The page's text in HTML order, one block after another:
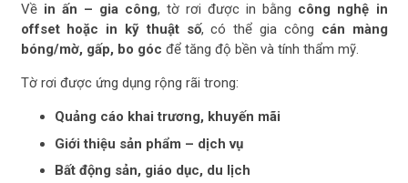
Về in ấn – gia công, tờ rơi được in bằng công nghệ in
offset hoặc in kỹ thuật số, có thể gia công cán màng
bóng/mờ, gấp, bo góc để tăng độ bền và tính thẩm mỹ.
Tờ rơi được ứng dụng rộng rãi trong:
Quảng cáo khai trương, khuyến mãi
Giới thiệu sản phẩm – dịch vụ
Bất động sản, giáo dục, du lịch